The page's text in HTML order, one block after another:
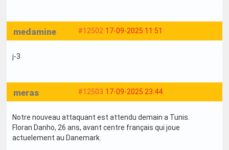
#12502 17-09-2025 11:51
medamine
j-3
#12503 17-09-2025 23:44
meras
Notre nouveau attaquant est attendu demain a Tunis.
Floran Danho, 26 ans, avant centre français qui joue
actuelement au Danemark.